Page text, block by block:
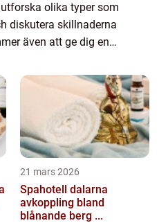
olika typer som
diskutera skillnaderna
även att ge dig en
Över...
21 mars 2026
Spahotell dalarna
avkoppling bland
blånande berg ...